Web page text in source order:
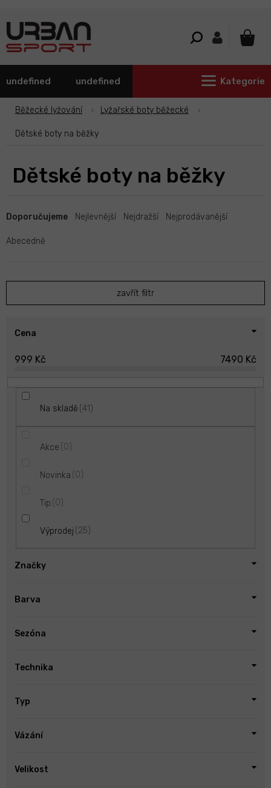
undefined undefined Kategorie
Běžecké lyžování Lyžařské boty běžecké
Dětské boty na běžky
Dětské boty na běžky
a
e
p
o
Doporučujeme Nejlevnější Nejdražší Nejprodávanější
Abecedně
zavřít filtr
Cena
999 Kč 7490 Kč
Na skladě 41
Akce 0
Novinka 0
Tip 0
Výprodej 25
Značky
Barva
Sezóna
Technika
Typ
Vázání
Velikost